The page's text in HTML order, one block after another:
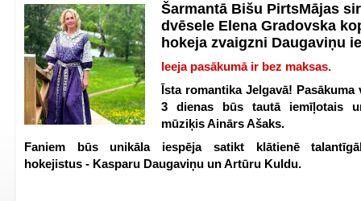
Šarmantā Bišu PirtsMājas
dvēsele Elena Gradovska
hokeja zvaigzni Daugaviņu
Ieeja pasākumā ir bez maksas.
Īsta romantika Jelgavā! Pasākuma
3 dienas būs tautā iemīļotais
mūziķis Ainārs Ašaks.
Faniem būs unikāla iespēja satikt klātienē
hokejistus - Kasparu Daugaviņu un Artūru Kuldu.